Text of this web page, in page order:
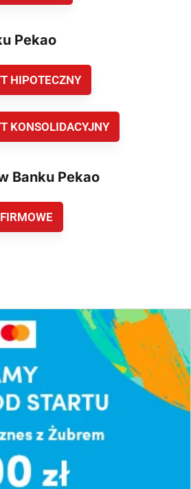
Pekao
HIPOTECZNY
KONSOLIDACYJNY
Banku Pekao